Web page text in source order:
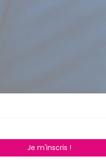
Je m'inscris !